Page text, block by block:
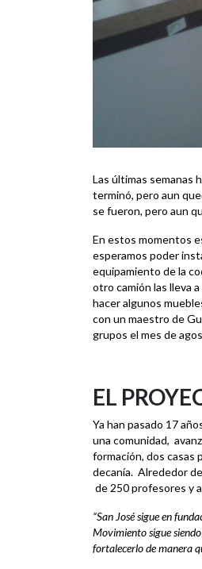
Las últimas semanas
terminó, pero aun
se fueron, pero aun
En estos momentos
esperamos poder
equipamiento de la
otro camión las lleva
hacer algunos
con un maestro de
grupos el mes de
EL
Ya han pasado 17
una comunidad,
formación, dos casas
decanía. Alrededor
de 250 profesores y
“San José sigue en
Movimiento sigue
fortalecerlo de manera